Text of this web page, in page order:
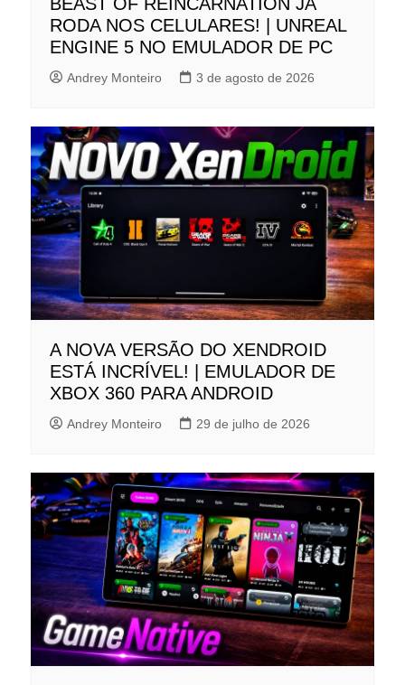
RODA NOS CELULARES! | UNREAL
ENGINE 5 NO EMULADOR DE PC
Andrey Monteiro 3 de agosto de 2026
A NOVA VERSÃO DO XENDROID
ESTÁ INCRÍVEL! | EMULADOR DE
XBOX 360 PARA ANDROID
Andrey Monteiro 29 de julho de 2026